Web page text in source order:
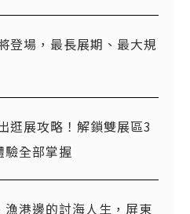
登場，最長展期、最大規
逛展攻略！解鎖雙展區3
驗全部掌握
港邊的討海人生，屏東